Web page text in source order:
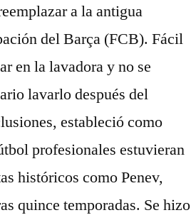
a la antigua
del Barça (FCB). Fácil
en la lavadora y no se
lavarlo después del
estableció como
profesionales estuvieran
históricos como Penev,
quince temporadas. Se hizo